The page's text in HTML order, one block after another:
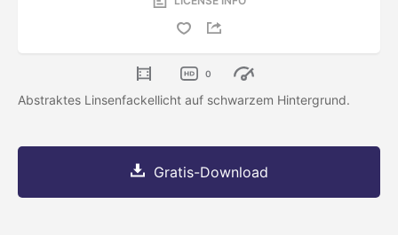
0
Abstraktes Linsenfackellicht auf schwarzem Hintergrund.
Gratis-Download